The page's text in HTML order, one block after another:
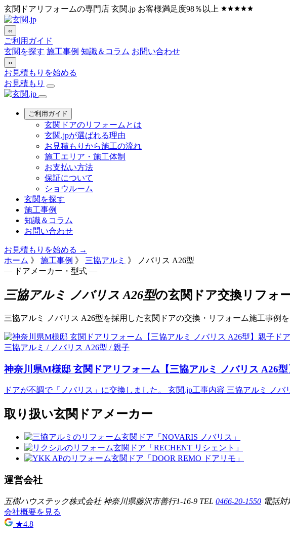
玄関ドアリフォームの専門店 玄関.jp お客様満足度98％以上
‹‹
ご利用ガイド
玄関を探す 施工事例 知識＆コラム お問い合わせ
››
お見積もりを始める
お見積もり
ご利用ガイド
玄関ドアのリフォームとは
玄関.jpが選ばれる理由
お見積もりから施工の流れ
施工エリア・施工体制
お支払い方法
保証について
ショウルーム
玄関を探す
施工事例
知識＆コラム
お問い合わせ
お見積もりを始める →
ホーム 》 施工事例 》 三協アルミ 》
ノバリス A26型
— ドアメーカー・型式 —
三協アルミ ノバリス A26型の玄関ドア交換リフォ
三協アルミ ノバリス A26型を採用した玄関ドアの交換・リフォーム施工事例
三協アルミ / ノバリス A26型 / 親子
神奈川県M様邸 玄関ドアリフォーム【三協アルミ ノバリス A26
ドアが不調で「ノバリス」に交換しました。 玄関.jp工事内容 三協アルミ ノ
取り扱い玄関ドアメーカー
運営会社
五樹ハウステック株式会社神奈川県藤沢市善行1-16-9 TEL 0466-20-1550 電話対
会社概要を見る
★4.8